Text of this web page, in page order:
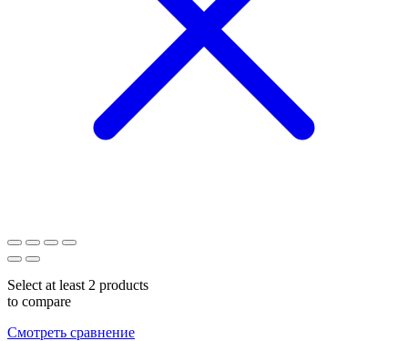
Select at least 2 products
to compare
Смотреть сравнение